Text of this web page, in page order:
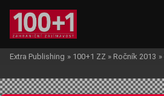
Extra Publishing » 100+1 ZZ » Ročník 2013 »